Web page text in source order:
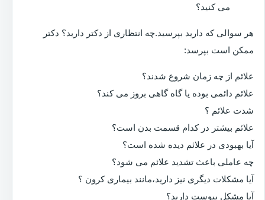
می کنید؟
هر سوالی که دارید بپرسید.چه انتظاری از دکتر دارید؟ دکتر
ممکن است بپرسد:
علائم از چه زمان شروع شدند؟
علائم دائمی بوده یا گاه گاهی بروز می کند؟
شدت علائم ؟
علائم بیشتر در کدام قسمت بدن است؟
آیا بهبودی در علائم دیده شده است؟
چه عاملی باعث تشدید علائم می شود؟
آیا مشکلات دیگری نیز دارید،مانند بیماری کرون ؟
آیا مشکل یبوست دارید؟